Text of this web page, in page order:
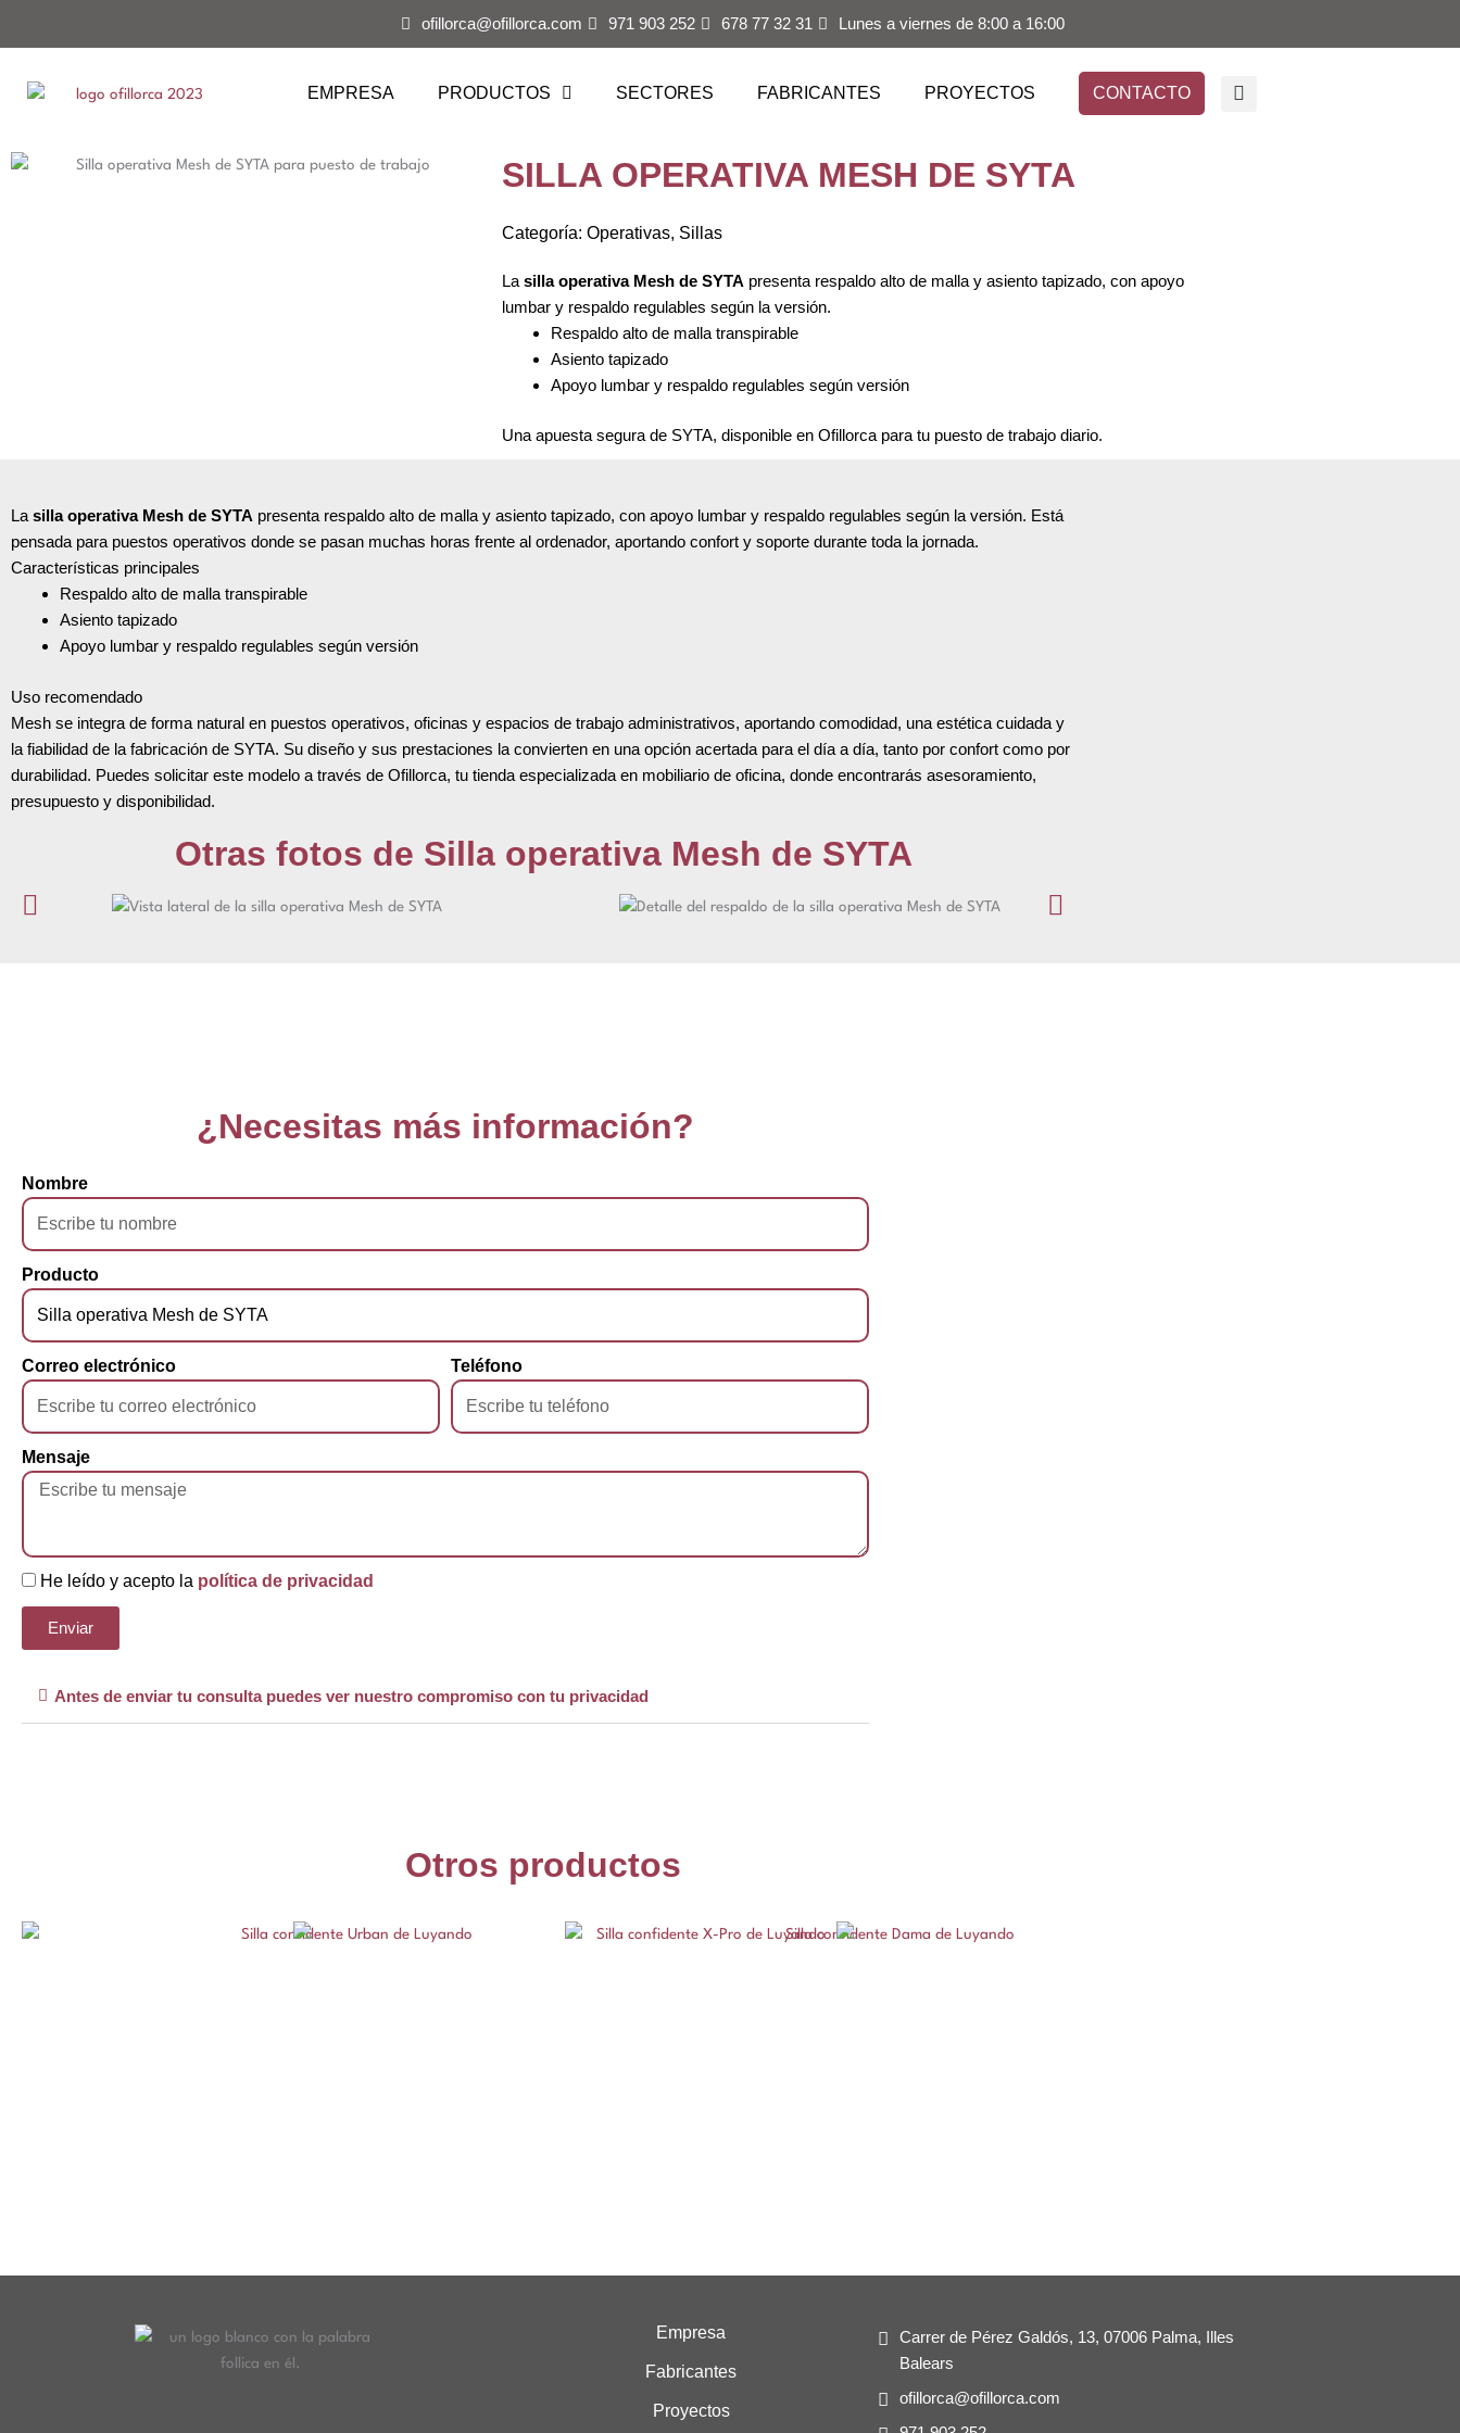
ofillorca@ofillorca.com 971 903 252 678 77 32 31 Lunes a viernes de 8:00 a 16:00
EMPRESA PRODUCTOS SECTORES FABRICANTES PROYECTOS CONTACTO
SILLA OPERATIVA MESH DE SYTA
Categoría: Operativas, Sillas
La silla operativa Mesh de SYTA presenta respaldo alto de malla y asiento tapizado, con apoyo
lumbar y respaldo regulables según la versión.
Respaldo alto de malla transpirable
Asiento tapizado
Apoyo lumbar y respaldo regulables según versión
Una apuesta segura de SYTA, disponible en Ofillorca para tu puesto de trabajo diario.
Lasilla operativa Mesh de SYTA presenta respaldo alto de malla y asiento tapizado, con apoyo lumbar y respaldo regulables según la versión. Está
pensada para puestos operativos donde se pasan muchas horas frente al ordenador, aportando confort y soporte durante toda la jornada.
Características principales
Respaldo alto de malla transpirable
Asiento tapizado
Apoyo lumbar y respaldo regulables según versión
Uso recomendado
Mesh se integra de forma natural en puestos operativos, oficinas y espacios de trabajo administrativos, aportando comodidad, una estética cuidada y
la fiabilidad de la fabricación de SYTA. Su diseño y sus prestaciones la convierten en una opción acertada para el día a día, tanto por confort como por
durabilidad. Puedes solicitar este modelo a través de Ofillorca, tu tienda especializada en mobiliario de oficina, donde encontrarás asesoramiento,
presupuesto y disponibilidad.
Otras fotos de Silla operativa Mesh de SYTA
¿Necesitas más información?
Nombre
Producto
Correo electrónico Teléfono
Mensaje
He leído y acepto la política de privacidad
Enviar
Antes de enviar tu consulta puedes ver nuestro compromiso con tu privacidad
Otros productos
Empresa
Fabricantes
Proyectos
Carrer de Pérez Galdós, 13, 07006 Palma, Illes
Balears
ofillorca@ofillorca.com